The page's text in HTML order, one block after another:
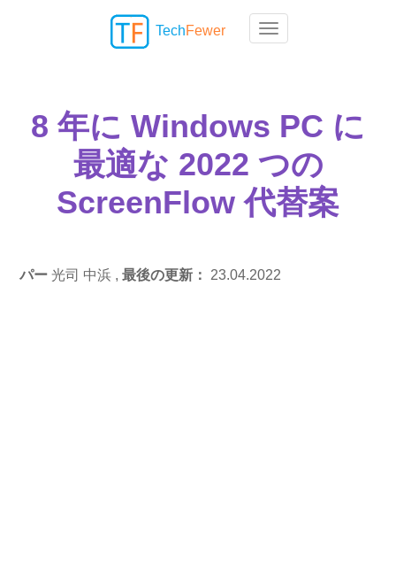
Toggle navigation
TechFewer
8 年に Windows PC に
最適な 2022 つの
ScreenFlow 代替案
パー 光司 中浜 ,最後の更新： 23.04.2022